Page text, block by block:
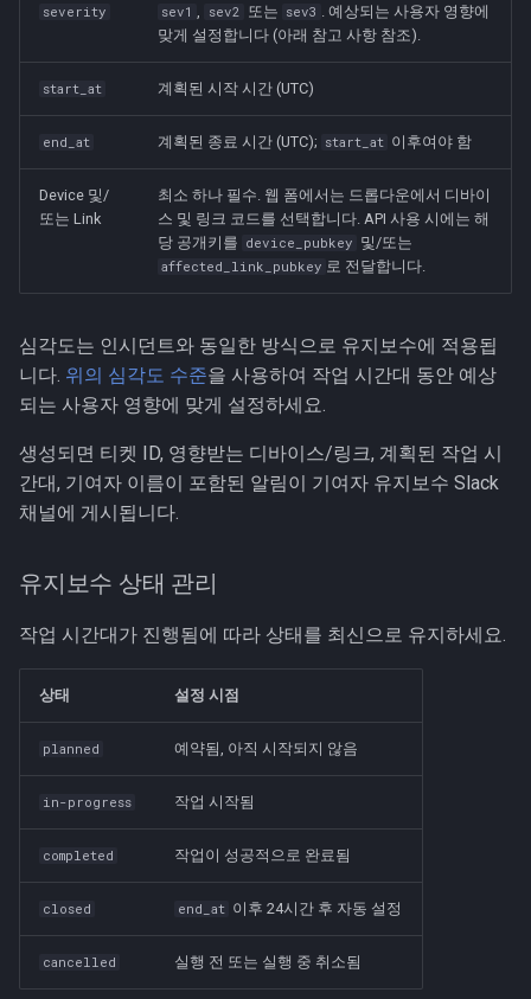
severity sev1 , sev2 또는 sev3 . 예상되는 사용자 영향에
맞게 설정합니다 (아래 참고 사항 참조).
start_at 계획된 시작 시간 (UTC)
end_at 계획된 종료 시간 (UTC); start_at 이후여야 함
Device 및/
또는 Link
최소 하나 필수. 웹 폼에서는 드롭다운에서 디바이
스 및 링크 코드를 선택합니다. API 사용 시에는 해
당 공개키를 device_pubkey 및/또는
affected_link_pubkey 로 전달합니다.
심각도는 인시던트와 동일한 방식으로 유지보수에 적용됩
니다. 위의 심각도 수준을 사용하여 작업 시간대 동안 예상
되는 사용자 영향에 맞게 설정하세요.
생성되면 티켓 ID, 영향받는 디바이스/링크, 계획된 작업 시
간대, 기여자 이름이 포함된 알림이 기여자 유지보수 Slack
채널에 게시됩니다.
유지보수 상태 관리
작업 시간대가 진행됨에 따라 상태를 최신으로 유지하세요.
상태 설정 시점
planned 예약됨, 아직 시작되지 않음
in-progress 작업 시작됨
completed 작업이 성공적으로 완료됨
closed end_at 이후 24시간 후 자동 설정
cancelled 실행 전 또는 실행 중 취소됨